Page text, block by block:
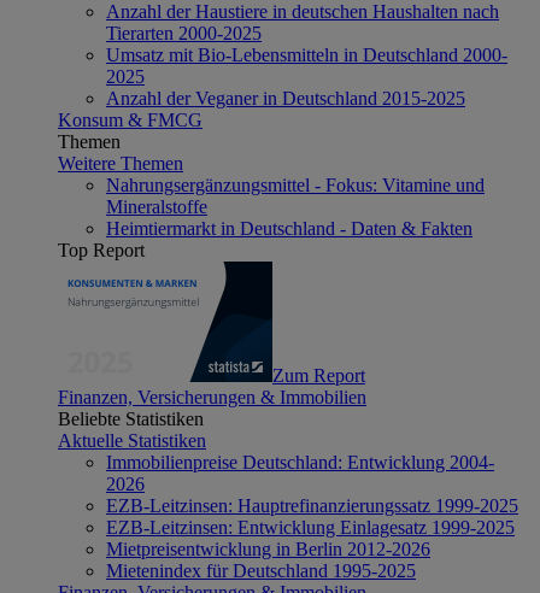
Anzahl der Haustiere in deutschen Haushalten nach
Tierarten 2000-2025
Umsatz mit Bio-Lebensmitteln in Deutschland 2000-
2025
Anzahl der Veganer in Deutschland 2015-2025
Konsum & FMCG
Themen
Weitere Themen
Nahrungsergänzungsmittel - Fokus: Vitamine und
Mineralstoffe
Heimtiermarkt in Deutschland - Daten & Fakten
Top Report
Zum Report
Finanzen, Versicherungen & Immobilien
Beliebte Statistiken
Aktuelle Statistiken
Immobilienpreise Deutschland: Entwicklung 2004-
2026
EZB-Leitzinsen: Hauptrefinanzierungssatz 1999-2025
EZB-Leitzinsen: Entwicklung Einlagesatz 1999-2025
Mietpreisentwicklung in Berlin 2012-2026
Mietenindex für Deutschland 1995-2025